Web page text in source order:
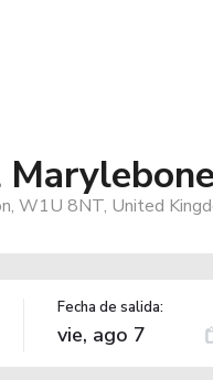
W1U 8NT, United
Fecha de salida: